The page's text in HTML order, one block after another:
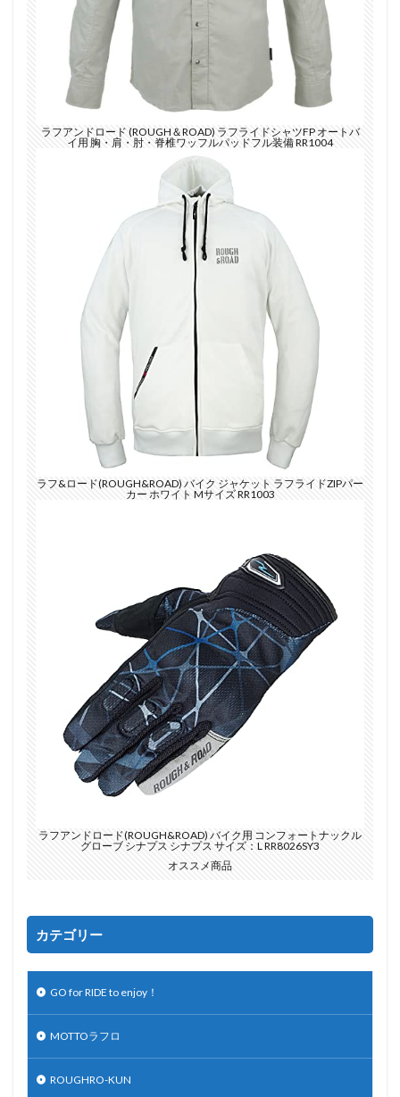
ラフアンドロード (ROUGH＆ROAD) ラフライドシャツFP オートバ
イ用 胸・肩・肘・脊椎ワッフルパッドフル装備 RR1004
ラフ&ロード(ROUGH&ROAD) バイク ジャケット ラフライドZIPパー
カー ホワイト Mサイズ RR1003
ラフアンドロード(ROUGH&ROAD) バイク用 コンフォートナックル
グローブ シナプス シナプス サイズ：L RR8026SY3
オススメ商品
カテゴリー
GO for RIDE to enjoy！
MOTTOラフロ
ROUGHRO-KUN